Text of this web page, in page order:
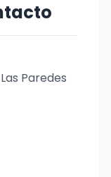
Paredes